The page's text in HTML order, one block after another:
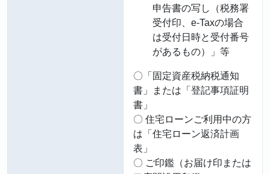
申告書の写し（税務署
受付印、e-Taxの場合
は受付日時と受付番号
があるもの）」等
〇「固定資産税納税通知
書」または「登記事項証明
書」
〇 住宅ローンご利用中の方
は「住宅ローン返済計画
表」
〇 ご印鑑（お届け印または